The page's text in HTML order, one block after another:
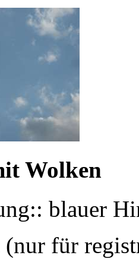
Wolken
blauer
für